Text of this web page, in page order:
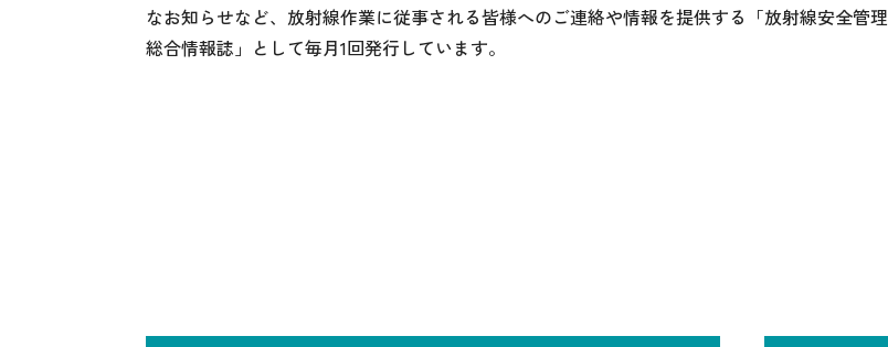
なお知らせなど、放射線作業に従事される皆様へのご連絡や情報を提供する「放射線安全管理
総合情報誌」として毎月1回発行しています。